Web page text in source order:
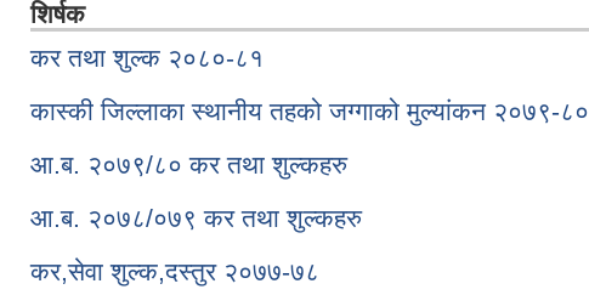
शिर्षक
कर तथा शुल्क २०८०-८१
कास्की जिल्लाका स्थानीय तहको जग्गाको मुल्यांकन २०७९-८०
आ.ब. २०७९/८० कर तथा शुल्कहरु
आ.ब. २०७८/०७९ कर तथा शुल्कहरु
कर,सेवा शुल्क,दस्तुर २०७७-७८